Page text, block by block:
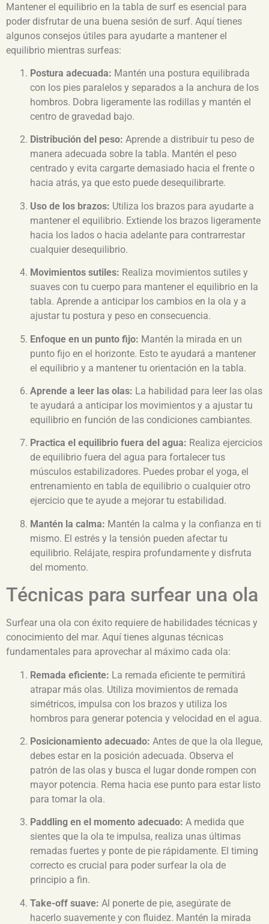
Mantener el equilibrio en la tabla de surf es esencial para
poder disfrutar de una buena sesión de surf. Aquí tienes
algunos consejos útiles para ayudarte a mantener el
equilibrio mientras surfeas:
Postura adecuada: Mantén una postura equilibrada
con los pies paralelos y separados a la anchura de los
hombros. Dobra ligeramente las rodillas y mantén el
centro de gravedad bajo.
Distribución del peso: Aprende a distribuir tu peso de
manera adecuada sobre la tabla. Mantén el peso
centrado y evita cargarte demasiado hacia el frente o
hacia atrás, ya que esto puede desequilibrarte.
Uso de los brazos: Utiliza los brazos para ayudarte a
mantener el equilibrio. Extiende los brazos ligeramente
hacia los lados o hacia adelante para contrarrestar
cualquier desequilibrio.
Movimientos sutiles: Realiza movimientos sutiles y
suaves con tu cuerpo para mantener el equilibrio en la
tabla. Aprende a anticipar los cambios en la ola y a
ajustar tu postura y peso en consecuencia.
Enfoque en un punto fijo: Mantén la mirada en un
punto fijo en el horizonte. Esto te ayudará a mantener
el equilibrio y a mantener tu orientación en la tabla.
Aprende a leer las olas: La habilidad para leer las olas
te ayudará a anticipar los movimientos y a ajustar tu
equilibrio en función de las condiciones cambiantes.
Practica el equilibrio fuera del agua: Realiza ejercicios
de equilibrio fuera del agua para fortalecer tus
músculos estabilizadores. Puedes probar el yoga, el
entrenamiento en tabla de equilibrio o cualquier otro
ejercicio que te ayude a mejorar tu estabilidad.
Mantén la calma: Mantén la calma y la confianza en ti
mismo. El estrés y la tensión pueden afectar tu
equilibrio. Relájate, respira profundamente y disfruta
del momento.
Técnicas para surfear una ola
Surfear una ola con éxito requiere de habilidades técnicas y
conocimiento del mar. Aquí tienes algunas técnicas
fundamentales para aprovechar al máximo cada ola:
Remada eficiente: La remada eficiente te permitirá
atrapar más olas. Utiliza movimientos de remada
simétricos, impulsa con los brazos y utiliza los
hombros para generar potencia y velocidad en el agua.
Posicionamiento adecuado: Antes de que la ola llegue,
debes estar en la posición adecuada. Observa el
patrón de las olas y busca el lugar donde rompen con
mayor potencia. Rema hacia ese punto para estar listo
para tomar la ola.
Paddling en el momento adecuado: A medida que
sientes que la ola te impulsa, realiza unas últimas
remadas fuertes y ponte de pie rápidamente. El timing
correcto es crucial para poder surfear la ola de
principio a fin.
Take-off suave: Al ponerte de pie, asegúrate de
hacerlo suavemente y con fluidez. Mantén la mirada